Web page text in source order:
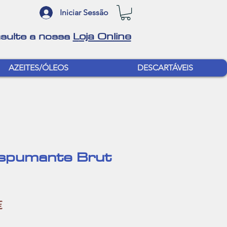
Iniciar Sessão
a nossa Loja Online
AZEITES/ÓLEOS DESCARTÁVEIS
Brut
Preço